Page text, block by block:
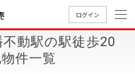
ログイン
動駅の駅徒歩20
件一覧